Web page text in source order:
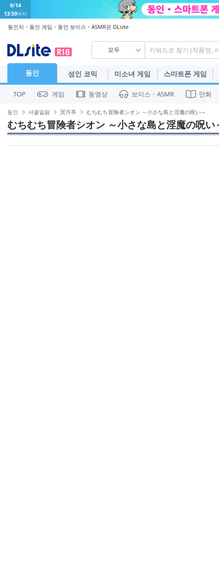
9/14
13:59까지
동인지・동인 게임・동인 보이스・ASMR은 DLsite
모두
동인 성인 코믹 미소녀 게임 스마트폰 게임
TOP 게임 동영상 보이스・ASMR 만화
동인 서클일람 冥月亭 むちむち冒険者シオン ～小さな島と淫魔の呪い～
むちむち冒険者シオン ～小さな島と淫魔の呪い